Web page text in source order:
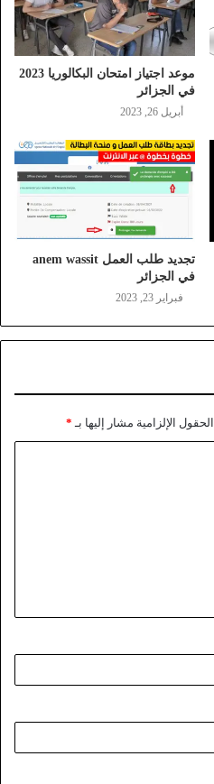
موعد اجتياز امتحان البكالوريا 2023
في الجزائر
أبريل 26, 2023
تجديد طلب العمل anem wassit
في الجزائر
فبراير 23, 2023
الحقول الإلزامية مشار إليها بـ *